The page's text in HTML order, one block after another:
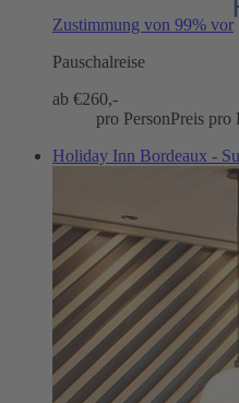
Zustimmung von 99% vor
Pauschalreise
ab €260,-
pro PersonPreis pro
Holiday Inn Bordeaux -